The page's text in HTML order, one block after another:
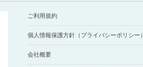
ご利用規約
個人情報保護方針（プライバシーポリシー）
会社概要